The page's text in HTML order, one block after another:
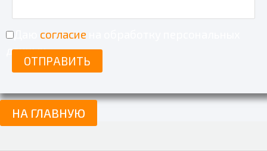
согласие
данных
НА ГЛАВНУЮ